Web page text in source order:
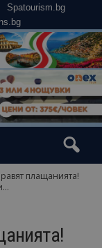
Spatourism.bg
плащанията!